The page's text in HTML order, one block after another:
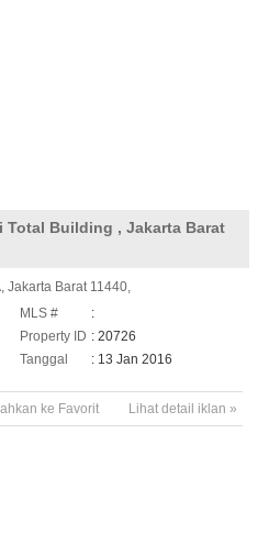
Total Building , Jakarta Barat
Jakarta Barat 11440,
MLS #
:
Property ID : 20726
Tanggal
: 13 Jan 2016
Lihat detail iklan »
ke Favorit